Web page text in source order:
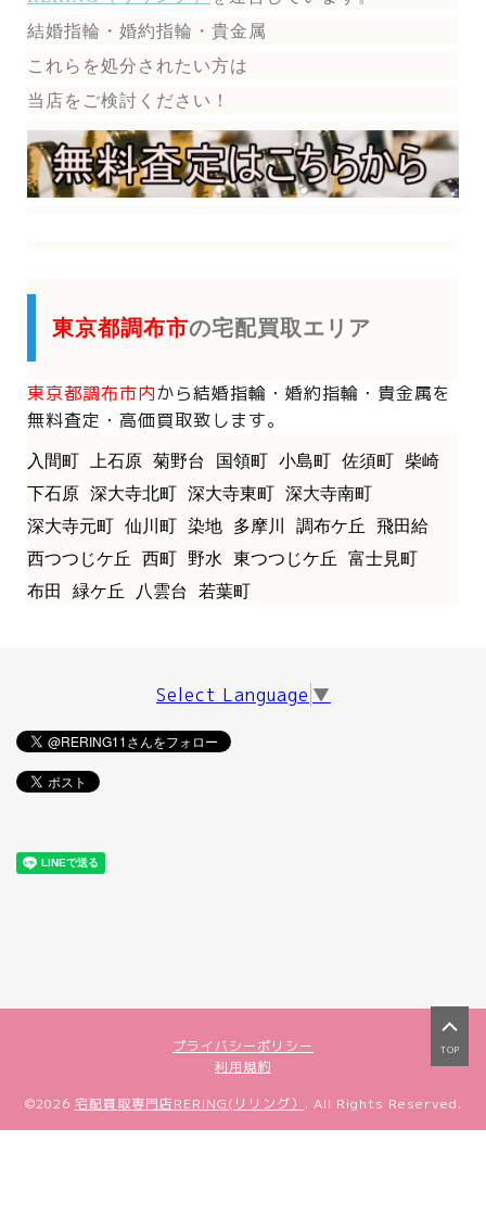
結婚指輪・婚約指輪・貴金属
これらを処分されたい方は
当店をご検討ください！
東京都調布市の宅配買取エリア
東京都調布市内から結婚指輪・婚約指輪・貴金属を
無料査定・高価買取致します。
入間町 上石原 菊野台 国領町 小島町 佐須町 柴崎
下石原 深大寺北町 深大寺東町 深大寺南町
深大寺元町 仙川町 染地 多摩川 調布ケ丘
飛田給
西つつじケ丘
西町 野水 東つつじケ丘
富士見町
布田
緑ケ丘 八雲台 若葉町
Select Language ▼
プライバシーポリシー
利用規約
TOP
©2026 宅配買取専門店RERING(リリング） . All Rights Reserved.